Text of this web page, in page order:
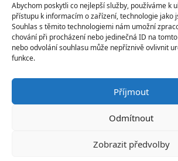
Abychom poskytli co nejlepší služby, používáme k
přístupu k informacím o zařízení, technologie jako
Souhlas s těmito technologiemi nám umožní
chování při procházení nebo jedinečná ID na
nebo odvolání souhlasu může nepříznivě ovlivnit
funkce.
Příjmout
Odmítnout
Zobrazit předvolby
Veškeré údaje, zejména texty a
těchto webových stránkách jsou
vlastnictvím společnosti TRUMF
představují její know-how a jako
upravujících duševní